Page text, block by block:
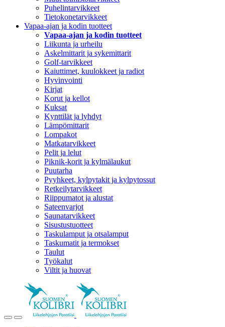
Puhelintarvikkeet
Tietokonetarvikkeet
Vapaa-ajan ja kodin tuotteet
Vapaa-ajan ja kodin tuotteet
Liikunta ja urheilu
Askelmittarit ja sykemittarit
Golf-tarvikkeet
Kaiuttimet, kuulokkeet ja radiot
Hyvinvointi
Kirjat
Korut ja kellot
Kuksat
Kynttilät ja lyhdyt
Lämpömittarit
Lompakot
Matkatarvikkeet
Pelit ja lelut
Piknik-korit ja kylmälaukut
Puutarha
Pyyhkeet, kylpytakit ja kylpytossut
Retkeilytarvikkeet
Riippumatot ja alustat
Sateenvarjot
Saunatarvikkeet
Sisustustuotteet
Taskulamput ja otsalamput
Taskumatit ja termokset
Taulut
Työkalut
Viltit ja huovat